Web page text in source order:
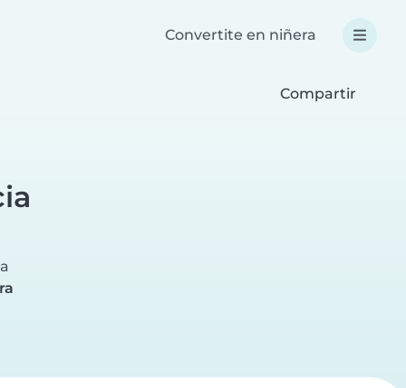
Convertite en niñera
Compartir